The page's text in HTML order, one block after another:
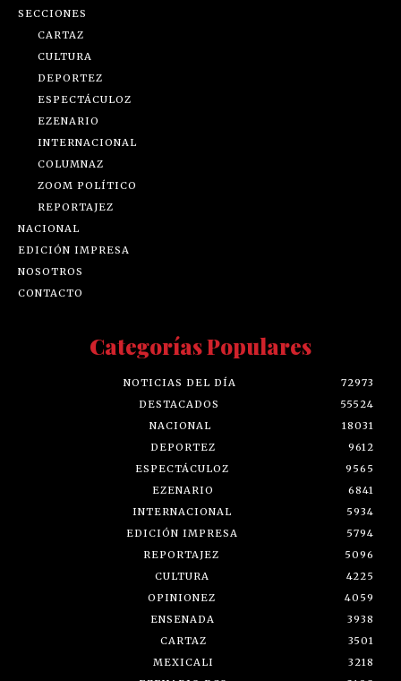
SECCIONES
CARTAZ
CULTURA
DEPORTEZ
ESPECTÁCULOZ
EZENARIO
INTERNACIONAL
COLUMNAZ
ZOOM POLÍTICO
REPORTAJEZ
NACIONAL
EDICIÓN IMPRESA
NOSOTROS
CONTACTO
Categorías Populares
NOTICIAS DEL DÍA
72973
DESTACADOS
55524
NACIONAL
18031
DEPORTEZ
9612
ESPECTÁCULOZ
9565
EZENARIO
6841
INTERNACIONAL
5934
EDICIÓN IMPRESA
5794
REPORTAJEZ
5096
CULTURA
4225
OPINIONEZ
4059
ENSENADA
3938
CARTAZ
3501
MEXICALI
3218